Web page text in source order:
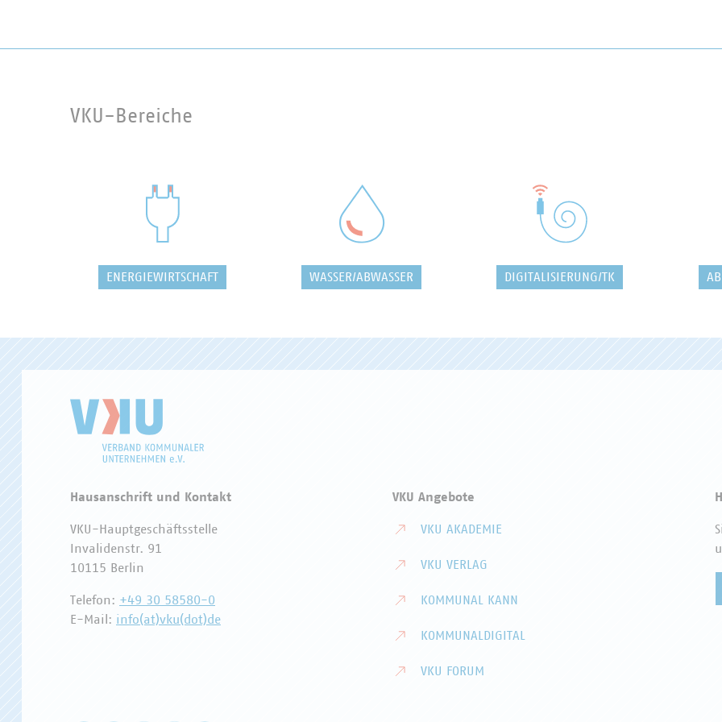
VKU-Bereiche
ENERGIEWIRTSCHAFT WASSER/ABWASSER DIGITALISIERUNG/TK
Hausanschrift und Kontakt
VKU-Hauptgeschäftsstelle
Invalidenstr. 91
10115 Berlin
Telefon: +49 30 58580-0
E-Mail: info(at)vku(dot)de
VKU Angebote
VKU AKADEMIE
VKU VERLAG
KOMMUNAL KANN
KOMMUNALDIGITAL
VKU FORUM